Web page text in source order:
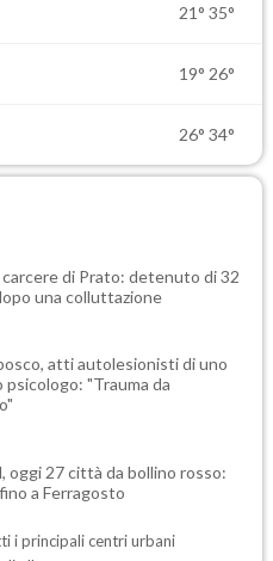
21° 35°
19° 26°
26° 34°
di Prato: detenuto di 32
una colluttazione
atti autolesionisti di uno
psicologo: "Trauma da
oggi 27 città da bollino rosso:
a Ferragosto
i principali centri urbani